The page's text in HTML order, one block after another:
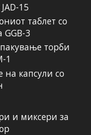
15
таблет со
GGB-3
торби
1
капсули со
и миксери за